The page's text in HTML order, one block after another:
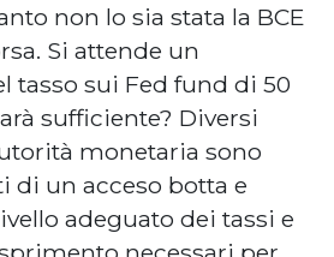
non lo sia stata la BCE
Si attende un
tasso sui Fed fund di 50
sufficiente? Diversi
monetaria sono
di un acceso botta e
adeguato dei tassi e